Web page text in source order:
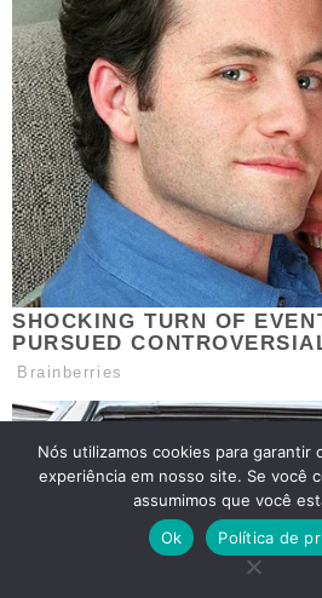
Nós utilizamos cookies para garantir
experiência em nosso site. Se você
assumimos que você
Ok
Política de